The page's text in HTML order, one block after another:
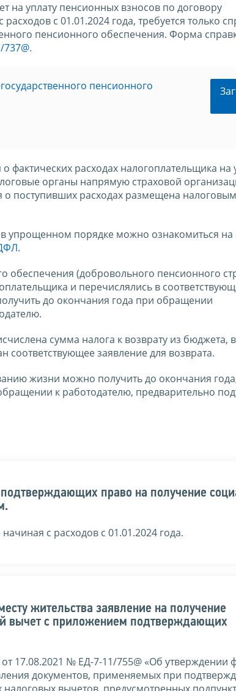
на уплату пенсионных взносов по договору
с 01.01.2024 года, требуется только
пенсионного обеспечения. Форма
.
пенсионного
фактических расходах налогоплательщика на
органы напрямую страховой
поступивших расходах размещена
упрощенном порядке можно ознакомиться
.
обеспечения (добровольного пенсионного
и перечислялись в
до окончания года при обращении
сумма налога к возврату из бюджета,
заявление для возврата.
жизни можно получить до окончания
к работодателю, предварительно
право на получение
с расходов с 01.01.2024 года.
жительства заявление на получение
вычет с приложением подтверждающих
17.08.2021 № ЕД-7-11/755@ «Об утверждении
документов, применяемых при
вычетов, предусмотренных